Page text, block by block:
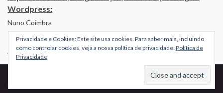
Wordpress:
Nuno Coimbra
Alojamento por Simbiose
Privacidade e Cookies: Este site usa cookies. Para saber mais, incluindo
como controlar cookies, veja a nossa política de privacidade:Política de
Privacidade